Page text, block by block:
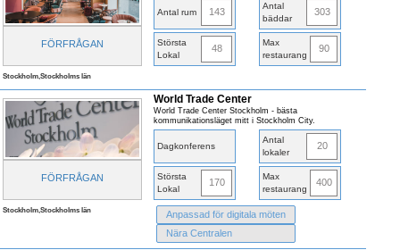
FÖRFRÅGAN
Antal rum 143
Antal
bäddar
303
Största
Lokal
48
Max
restaurang
90
Stockholm,Stockholms län
FÖRFRÅGAN
World Trade Center
World Trade Center Stockholm - bästa
kommunikationsläget mitt i Stockholm City.
Dagkonferens
Antal
lokaler
20
Största
Lokal
170
Max
restaurang
400
Stockholm,Stockholms län
Anpassad för digitala möten
Nära Centralen